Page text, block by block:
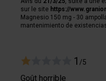
collectées lors de votre
sur le site https://
Magnesio 150 mg - 30
mantenimiento de
1 /5
Goût horrible